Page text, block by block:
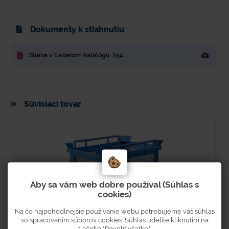
Dokumenty k stiahnutiu
Strana v tlačenom katalógu: 254
Súvisiaci tovar
Aby sa vám web dobre používal (Súhlas s
cookies)
Na čo najpohodlnejšie používanie webu potrebujeme váš súhlas
so spracovaním súborov cookies. Súhlas udelíte kliknutím na